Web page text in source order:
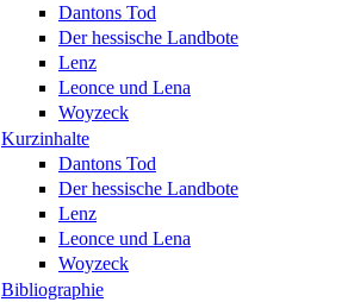
Dantons Tod
Der hessische Landbote
Lenz
Leonce und Lena
Woyzeck
Kurzinhalte
Dantons Tod
Der hessische Landbote
Lenz
Leonce und Lena
Woyzeck
Bibliographie